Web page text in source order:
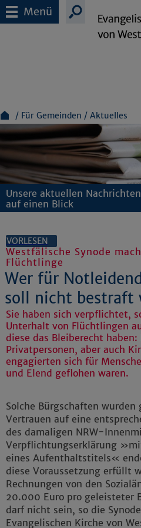
Menü
Für Gemeinden Aktuelles
Unsere aktuellen Nachrichten
auf einen Blick
VORLESEN
Westfälische Synode
Flüchtlinge
Wer für
soll nicht bestraft
Sie haben sich verpflichtet,
Unterhalt von Flüchtlingen
diese das Bleiberecht
Privatpersonen, aber auch
engagierten sich für
und Elend geflohen waren.
Solche Bürgschaften
Vertrauen auf eine
des damaligen NRW-
Verpflichtungserklärung
eines Aufenthaltstitels«
diese Voraussetzung erfüllt
Rechnungen von den
20.000 Euro pro geleisteter
darf nicht sein, so die
Evangelischen Kirche von